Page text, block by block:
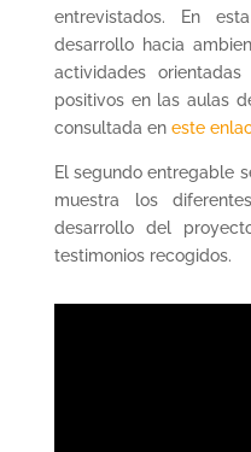
entrevistados. En
desarrollo hacia
actividades
positivos en las aulas
consultada eneste
El segundo entregable
muestra los
desarrollo del
testimonios recogidos.